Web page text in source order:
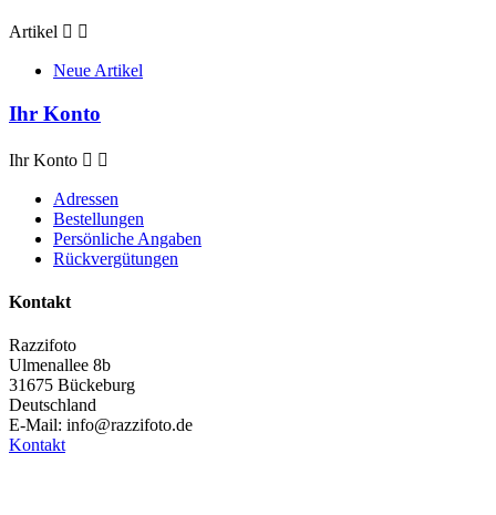
Artikel  
Neue Artikel
Ihr Konto
Ihr Konto  
Adressen
Bestellungen
Persönliche Angaben
Rückvergütungen
Kontakt
Razzifoto
Ulmenallee 8b
31675 Bückeburg
Deutschland
E-Mail: info@razzifoto.de
Kontakt